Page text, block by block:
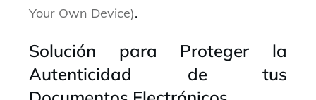
Your Own Device).
Solución para Proteger la
Autenticidad de tus